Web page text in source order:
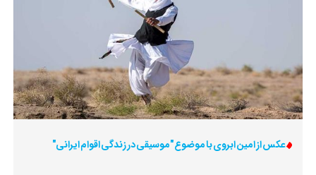
عکس از امین ابروی با موضوع "موسیقی در زندگی اقوام ایرانی"